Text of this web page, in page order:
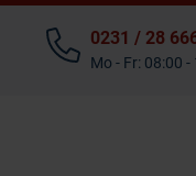
0231 / 28
Mo - Fr: 08:00 -